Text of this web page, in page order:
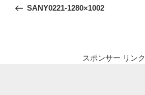
ナ
の
SANY0221-1280×1002
スポンサー リンク